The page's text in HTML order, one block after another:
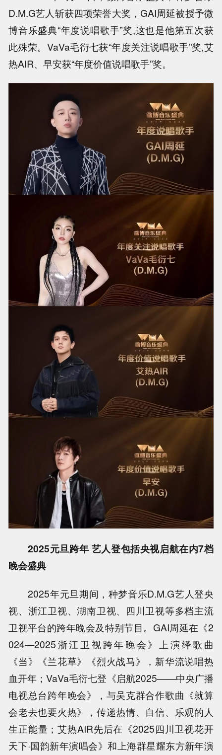
D.M.G艺人斩获四项荣誉大奖，GAI周延被授予微
博音乐盛典“年度说唱歌手”奖,这也是他第五次获
此殊荣。VaVa毛衍七获“年度关注说唱歌手”奖,艾
热AIR、早安获“年度价值说唱歌手”奖。
2025元旦跨年 艺人登包括央视启航在内7档
晚会盛典
2025年元旦期间，种梦音乐D.M.G艺人登央
视、浙江卫视、湖南卫视、四川卫视等多档主流
卫视平台的跨年晚会及特别节目。GAI周延在《2
024—2025浙江卫视跨年晚会》上演绎歌曲
《当》《兰花草》《烈火战马》，新华流说唱热
血开年；VaVa毛衍七登《启航2025——中央广播
电视总台跨年晚会》，与吴克群合作歌曲《就算
会老去也要火热》，传递热情、自信、乐观的人
生正能量；艾热AIR先后在《2025四川卫视花开
天下·国韵新年演唱会》和上海群星耀东方新年演